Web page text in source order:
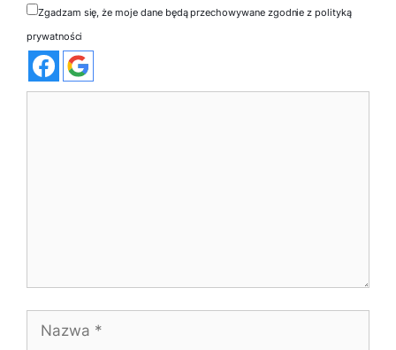
Zgadzam się, że moje dane będą przechowywane zgodnie z polityką
prywatności
Nazwa